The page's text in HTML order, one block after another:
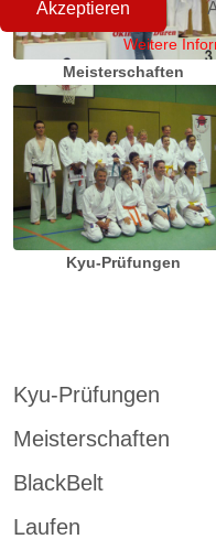
Meisterschaften
Kyu-Prüfungen
Kyu-Prüfungen
Meisterschaften
BlackBelt
Laufen
Akzeptieren
Weitere